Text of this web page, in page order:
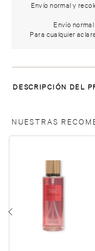
Envío normal y
Envío
Para cualquier
DESCRIPCIÓN DEL
NUESTRAS